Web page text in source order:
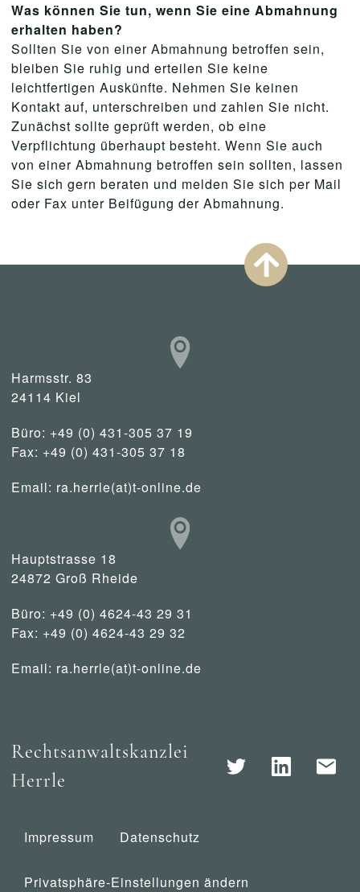
Was können Sie tun, wenn Sie eine Abmahnung
erhalten haben?
Sollten Sie von einer Abmahnung betroffen sein,
bleiben Sie ruhig und erteilen Sie keine
leichtfertigen Auskünfte. Nehmen Sie keinen
Kontakt auf, unterschreiben und zahlen Sie nicht.
Zunächst sollte geprüft werden, ob eine
Verpflichtung überhaupt besteht. Wenn Sie auch
von einer Abmahnung betroffen sein sollten, lassen
Sie sich gern beraten und melden Sie sich per Mail
oder Fax unter Beifügung der Abmahnung.
Harmsstr. 83
24114 Kiel
Büro: +49 (0) 431-305 37 19
Fax: +49 (0) 431-305 37 18
Email: ra.herrle(at)t-online.de
Hauptstrasse 18
24872 Groß Rheide
Büro: +49 (0) 4624-43 29 31
Fax: +49 (0) 4624-43 29 32
Email: ra.herrle(at)t-online.de
Rechtsanwaltskanzlei
Herrle
Impressum Datenschutz
Privatsphäre-Einstellungen ändern